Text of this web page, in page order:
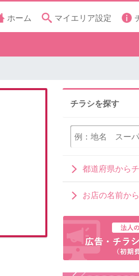
ホーム マイエリア設定
チラシを探す
都道府県から
お店の名前か